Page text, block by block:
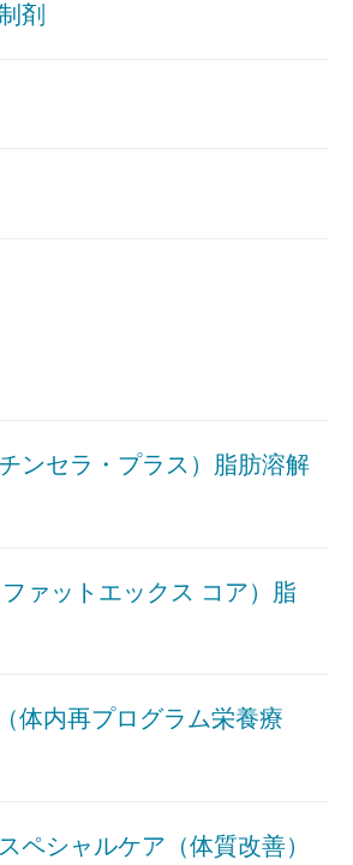
剤
ンセラ・プラス）脂肪溶解
ファットエックス コア）脂
体内再プログラム栄養療
ペシャルケア（体質改善）